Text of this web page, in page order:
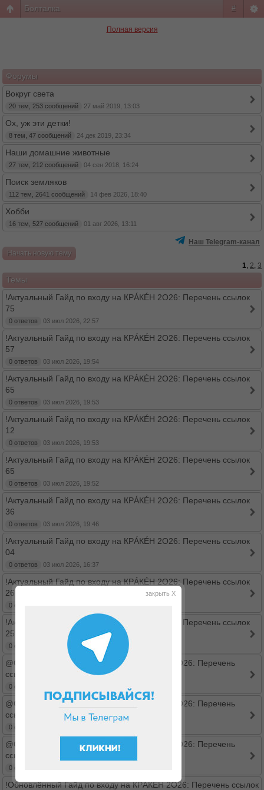
#
Болталка
Полная версия
Форумы
Вокруг света
20 тем, 253 сообщений 27 май 2019, 13:03
Ох, уж эти детки!
8 тем, 47 сообщений 24 дек 2019, 23:34
Наши домашние животные
27 тем, 212 сообщений 04 сен 2018, 16:24
Поиск земляков
112 тем, 2641 сообщений 14 фев 2026, 18:40
Хобби
16 тем, 527 сообщений 01 авг 2026, 13:11
Наш Telegram-канал
Начать новую тему
1, 2, 3
Темы
!Актуальный Гайд по входу на КРÁКÉН 2O26: Перечень ссылок
75
0 ответов 03 июл 2026, 22:57
!Актуальный Гайд по входу на КРÁКÉН 2O26: Перечень ссылок
57
0 ответов 03 июл 2026, 19:54
!Актуальный Гайд по входу на КРÁКÉН 2O26: Перечень ссылок
65
0 ответов 03 июл 2026, 19:53
!Актуальный Гайд по входу на КРÁКÉН 2O26: Перечень ссылок
12
0 ответов 03 июл 2026, 19:53
!Актуальный Гайд по входу на КРÁКÉН 2O26: Перечень ссылок
65
0 ответов 03 июл 2026, 19:52
!Актуальный Гайд по входу на КРÁКÉН 2O26: Перечень ссылок
36
0 ответов 03 июл 2026, 19:46
!Актуальный Гайд по входу на КРÁКÉН 2O26: Перечень ссылок
04
0 ответов 03 июл 2026, 16:37
!Актуальный Гайд по входу на КРÁКÉН 2O26: Перечень ссылок
26
0 ответов
!Актуальный Гайд по входу на КРÁКÉН 2O26: Перечень ссылок
25
0 ответов 03 июл 2026, 15:53
@Обновлённый Гайд по входу на КРÁКÉН 2O26: Перечень
ссылок 2
0 ответов
@Обновлённый Гайд по входу на КРÁКÉН 2O26: Перечень
ссылок 7
0 ответов
@Обновлённый Гайд по входу на КРÁКÉН 2O26: Перечень
ссылок
0 ответов
!Обновлённый Гайд по входу на КРÁКÉН 2O26: Перечень ссылок
закрыть X